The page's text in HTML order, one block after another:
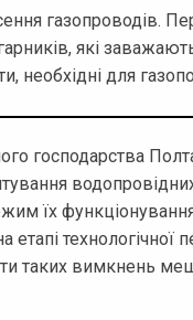
газопроводів.
які
необхідні для
господарства
їх
етапі технологічної
таких вимкнень